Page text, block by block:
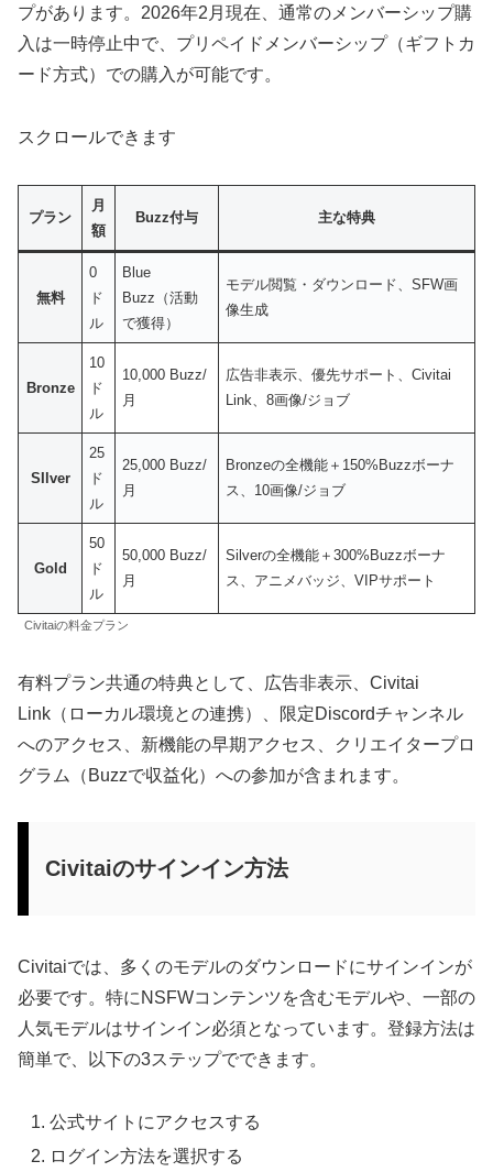
プがあります。2026年2月現在、通常のメンバーシップ購
入は一時停止中で、プリペイドメンバーシップ（ギフトカ
ード方式）での購入が可能です。
スクロールできます
プラン
月
額
Buzz付与 主な特典
無料
0
ド
ル
Blue
Buzz（活動
で獲得）
モデル閲覧・ダウンロード、SFW画
像生成
Bronze
10
ド
ル
10,000 Buzz/
月
広告非表示、優先サポート、Civitai
Link、8画像/ジョブ
SIlver
25
ド
ル
25,000 Buzz/
月
Bronzeの全機能＋150%Buzzボーナ
ス、10画像/ジョブ
Gold
50
ド
ル
50,000 Buzz/
月
Silverの全機能＋300%Buzzボーナ
ス、アニメバッジ、VIPサポート
Civitaiの料金プラン
有料プラン共通の特典として、広告非表示、Civitai
Link（ローカル環境との連携）、限定Discordチャンネル
へのアクセス、新機能の早期アクセス、クリエイタープロ
グラム（Buzzで収益化）への参加が含まれます。
Civitaiのサインイン方法
Civitaiでは、多くのモデルのダウンロードにサインインが
必要です。特にNSFWコンテンツを含むモデルや、一部の
人気モデルはサインイン必須となっています。登録方法は
簡単で、以下の3ステップでできます。
公式サイトにアクセスする
ログイン方法を選択する